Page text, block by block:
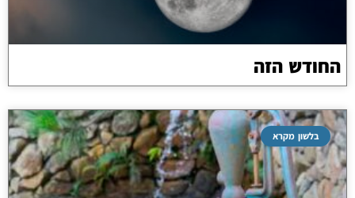
החודש הזה
בלשון מקרא